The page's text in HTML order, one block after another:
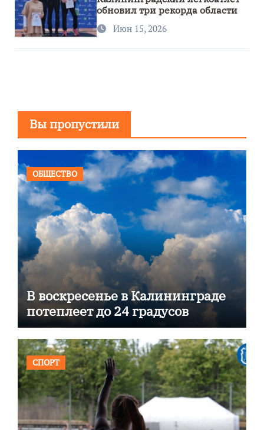
обновил три рекорда области
Июн 15, 2026
Вы пропустили
ОБЩЕСТВО
В воскресенье в Калининграде
потеплеет до 24 градусов
СПОРТ